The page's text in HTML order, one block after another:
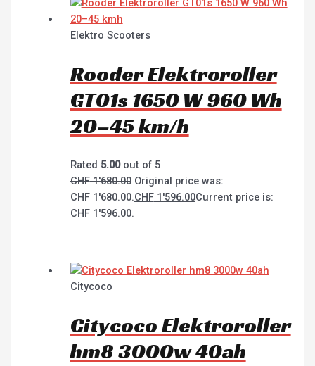
Elektro Scooters
Rooder Elektroroller
GT01s 1650 W 960 Wh
20–45 km/h
Rated 5.00out of 5
CHF1'680.00 Original price was:
CHF 1'680.00.CHF1'596.00Current price is:
CHF 1'596.00.
Citycoco
Citycoco Elektroroller
hm8 3000w 40ah